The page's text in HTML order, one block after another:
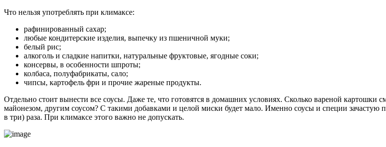
Что нельзя употреблять при климаксе:
рафинированный сахар;
любые кондитерские изделия, выпечку из пшеничной муки;
белый рис;
алкоголь и сладкие напитки, натуральные фруктовые, ягодные соки;
консервы, в особенности шпроты;
колбаса, полуфабрикаты, сало;
чипсы, картофель фри и прочие жареные продукты.
Отдельно стоит вынести все соусы. Даже те, что готовятся в домашних условиях. Сколько вареной
майонезом, другим соусом? С такими добавками и целой миски будет мало. Именно соусы и специи зачастую
в три) раза. При климаксе этого важно не допускать.